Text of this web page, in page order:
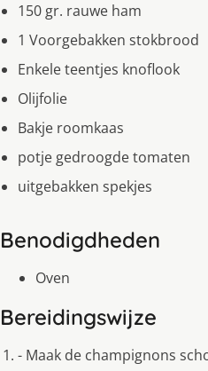
150 gr. rauwe ham
1 Voorgebakken stokbrood
Enkele teentjes knoflook
Olijfolie
Bakje roomkaas
potje gedroogde tomaten
uitgebakken spekjes
Benodigdheden
Oven
Bereidingswijze
- Maak de champignons